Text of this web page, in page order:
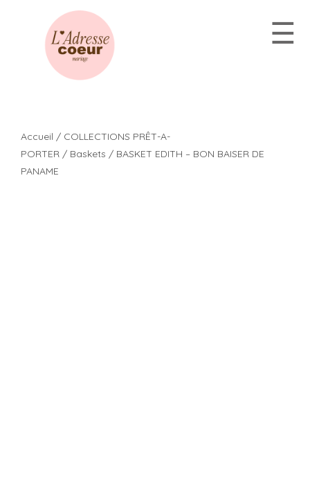
☰
Accueil / COLLECTIONS PRÊT-A-
PORTER / Baskets / BASKET EDITH – BON BAISER DE
PANAME